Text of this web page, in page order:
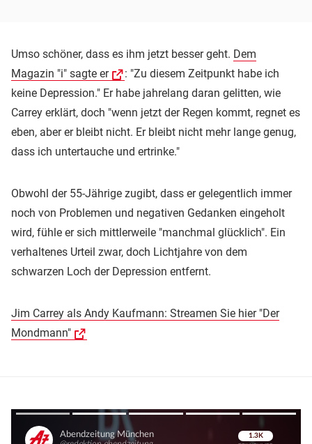
Umso schöner, dass es ihm jetzt besser geht. Dem
Magazin "i" sagte er
: "Zu diesem Zeitpunkt habe ich
keine Depression." Er habe jahrelang daran gelitten, wie
Carrey erklärt, doch "wenn jetzt der Regen kommt, regnet es
eben, aber er bleibt nicht. Er bleibt nicht mehr lange genug,
dass ich untertauche und ertrinke."
Obwohl der 55-Jährige zugibt, dass er gelegentlich immer
noch von Problemen und negativen Gedanken eingeholt
wird, fühle er sich mittlerweile "manchmal glücklich". Ein
verhaltenes Urteil zwar, doch Lichtjahre von dem
schwarzen Loch der Depression entfernt.
Jim Carrey als Andy Kaufmann: Streamen Sie hier "Der
Mondmann"